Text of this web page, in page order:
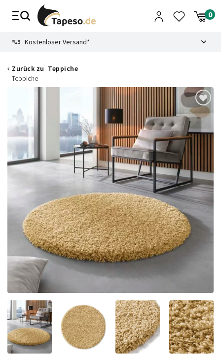
Zusammenbruch
Kostenloser Versand*
Zurück zu Teppiche
Teppiche